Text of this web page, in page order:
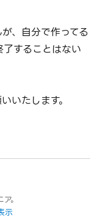
、自分で作ってる
することはない
いたします。
。
示